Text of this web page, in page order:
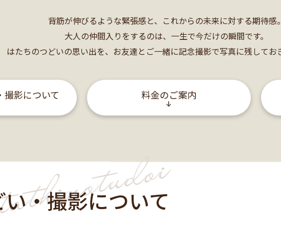
背筋が伸びるような緊張感と、これからの未来に対する期待感。
大人の仲間入りをするのは、一生で今だけの瞬間です。
はたちのつどいの思い出を、お友達とご一緒に記念撮影で写真に残してお
撮影について 料金のご案内
・撮影について